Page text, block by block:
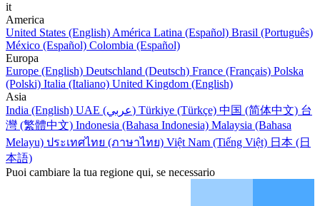
it
America
United States (English) América Latina (Español) Brasil (Português)
México (Español) Colombia (Español)
Europa
Europe (English) Deutschland (Deutsch) France (Français) Polska
(Polski) Italia (Italiano) United Kingdom (English)
Asia
India (English)
UAE (عربي) Türkiye (Türkçe) 中国 (简体中文) 台
灣 (繁體中文) Indonesia (Bahasa Indonesia) Malaysia (Bahasa
Melayu) ประเทศไทย (ภาษาไทย) Việt Nam (Tiếng Việt) 日本 (日
本語)
Puoi cambiare la tua regione qui, se necessario